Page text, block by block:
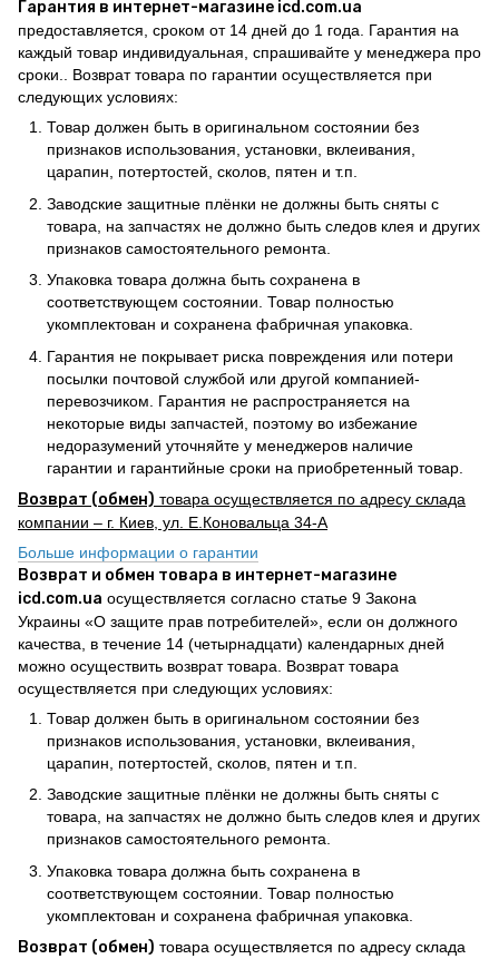
Гарантия в интернет-магазине icd.com.ua
предоставляется, сроком от 14 дней до 1 года. Гарантия на
каждый товар индивидуальная, спрашивайте у менеджера про
сроки.. Возврат товара по гарантии осуществляется при
следующих условиях:
Товар должен быть в оригинальном состоянии без
признаков использования, установки, вклеивания,
царапин, потертостей, сколов, пятен и т.п.
Заводские защитные плёнки не должны быть сняты с
товара, на запчастях не должно быть следов клея и других
признаков самостоятельного ремонта.
Упаковка товара должна быть сохранена в
соответствующем состоянии. Товар полностью
укомплектован и сохранена фабричная упаковка.
Гарантия не покрывает риска повреждения или потери
посылки почтовой службой или другой компанией-
перевозчиком. Гарантия не распространяется на
некоторые виды запчастей, поэтому во избежание
недоразумений уточняйте у менеджеров наличие
гарантии и гарантийные сроки на приобретенный товар.
Возврат (обмен) товара осуществляется по адресу склада
компании – г. Киев, ул. Е.Коновальца 34-А
Больше информации о гарантии
Возврат и обмен товара в интернет-магазине
icd.com.ua осуществляется согласно статье 9 Закона
Украины «О защите прав потребителей», если он должного
качества, в течение 14 (четырнадцати) календарных дней
можно осуществить возврат товара. Возврат товара
осуществляется при следующих условиях:
Товар должен быть в оригинальном состоянии без
признаков использования, установки, вклеивания,
царапин, потертостей, сколов, пятен и т.п.
Заводские защитные плёнки не должны быть сняты с
товара, на запчастях не должно быть следов клея и других
признаков самостоятельного ремонта.
Упаковка товара должна быть сохранена в
соответствующем состоянии. Товар полностью
укомплектован и сохранена фабричная упаковка.
Возврат (обмен) товара осуществляется по адресу склада